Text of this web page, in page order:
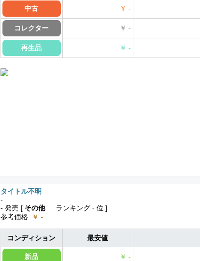
中古 ￥ -
コレクター ￥ -
再生品 ￥ -
タイトル不明
-
- 発売 [ その他 ランキング - 位 ]
参考価格 : ￥ -
コンディション 最安値
新品 ￥ -